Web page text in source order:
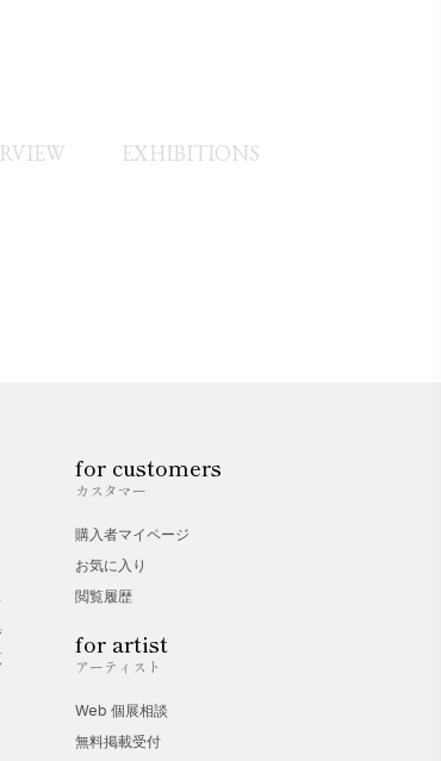
EXHIBITIONS
for customers
カスタマー
購入者マイページ
お気に入り
閲覧履歴
for artist
アーティスト
Web 個展相談
無料掲載受付